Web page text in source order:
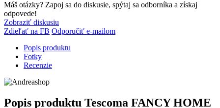
Máš otázky? Zapoj sa do diskusie, spýtaj sa odborníka a získaj
odpovede!
Zobraziť diskusiu
Zdieľať na FB Odporučiť e-mailom
Popis produktu
Fotky
Recenzie
Popis produktu Tescoma FANCY HOME